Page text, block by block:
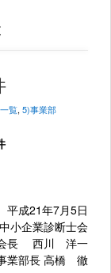
覧, 5)事業部
平成21年7月5日
小企業診断士会
長 西川 洋一
業部長 高橋 徹